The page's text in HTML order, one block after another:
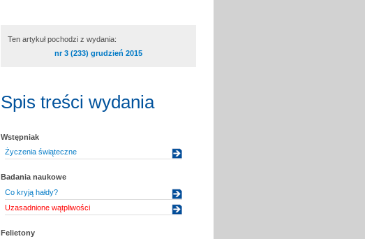
Ten artykuł pochodzi z wydania:
nr 3 (233) grudzień 2015
Spis treści wydania
Wstępniak
Życzenia świąteczne
Badania naukowe
Co kryją hałdy?
Uzasadnione wątpliwości
Felietony